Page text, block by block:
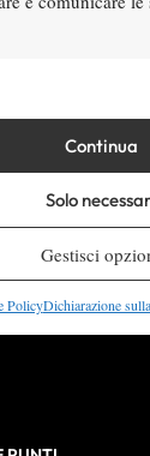
Continua
Solo
Gestisci
PolicyDichiarazione
CUP